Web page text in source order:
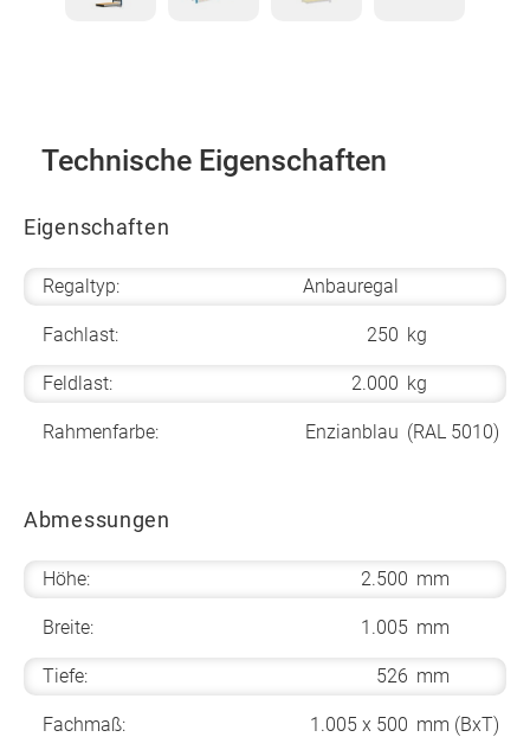
Technische Eigenschaften
Eigenschaften
Regaltyp: Anbauregal
Fachlast: 250 kg
Feldlast: 2.000 kg
Rahmenfarbe: Enzianblau (RAL 5010)
Abmessungen
Höhe: 2.500 mm
Breite: 1.005 mm
Tiefe: 526 mm
Fachmaß: 1.005 x 500 mm (BxT)